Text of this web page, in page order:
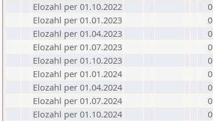
Elozahl per 01.10.2022
0
Elozahl per 01.01.2023
0
Elozahl per 01.04.2023
0
Elozahl per 01.07.2023
0
Elozahl per 01.10.2023
0
Elozahl per 01.01.2024
0
Elozahl per 01.04.2024
0
Elozahl per 01.07.2024
0
Elozahl per 01.10.2024
0